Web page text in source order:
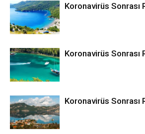
Koronavirüs Sonrası
Koronavirüs Sonrası
Koronavirüs Sonrası